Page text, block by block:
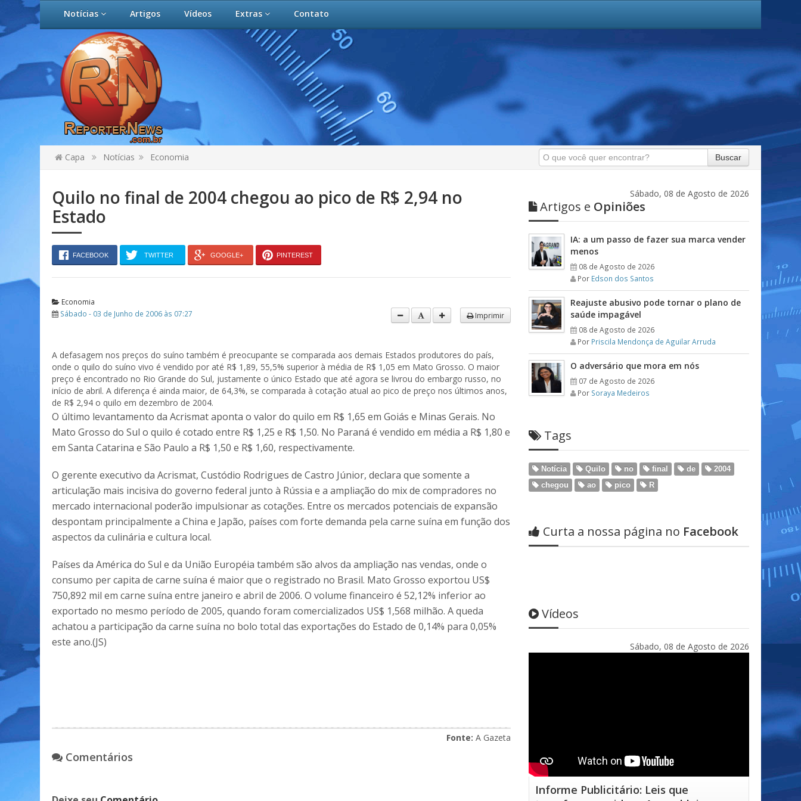
Notícias Artigos Vídeos Extras Contato
Capa Notícias Economia Buscar
Quilo no final de 2004 chegou ao pico de R$ 2,94 no
Estado
FACEBOOK TWITTER GOOGLE+ PINTEREST
Economia
Sábado - 03 de Junho de 2006 às 07:27
Imprimir
A defasagem nos preços do suíno também é preocupante se comparada aos demais Estados produtores do país,
onde o quilo do suíno vivo é vendido por até R$ 1,89, 55,5% superior à média de R$ 1,05 em Mato Grosso. O maior
preço é encontrado no Rio Grande do Sul, justamente o único Estado que até agora se livrou do embargo russo, no
início de abril. A diferença é ainda maior, de 64,3%, se comparada à cotação atual ao pico de preço nos últimos anos,
de R$ 2,94 o quilo em dezembro de 2004.
O último levantamento da Acrismat aponta o valor do quilo em R$ 1,65 em Goiás e Minas Gerais. No
Mato Grosso do Sul o quilo é cotado entre R$ 1,25 e R$ 1,50. No Paraná é vendido em média a R$ 1,80 e
em Santa Catarina e São Paulo a R$ 1,50 e R$ 1,60, respectivamente.
O gerente executivo da Acrismat, Custódio Rodrigues de Castro Júnior, declara que somente a
articulação mais incisiva do governo federal junto à Rússia e a ampliação do mix de compradores no
mercado internacional poderão impulsionar as cotações. Entre os mercados potenciais de expansão
despontam principalmente a China e Japão, países com forte demanda pela carne suína em função dos
aspectos da culinária e cultura local.
Países da América do Sul e da União Européia também são alvos da ampliação nas vendas, onde o
consumo per capita de carne suína é maior que o registrado no Brasil. Mato Grosso exportou US$
750,892 mil em carne suína entre janeiro e abril de 2006. O volume financeiro é 52,12% inferior ao
exportado no mesmo período de 2005, quando foram comercializados US$ 1,568 milhão. A queda
achatou a participação da carne suína no bolo total das exportações do Estado de 0,14% para 0,05%
este ano.(JS)
Fonte: A Gazeta
Comentários
Sábado, 08 de Agosto de 2026
Artigos e Opiniões
IA: a um passo de fazer sua marca vender
menos
08 de Agosto de 2026
Por Edson dos Santos
Reajuste abusivo pode tornar o plano de
saúde impagável
08 de Agosto de 2026
Por Priscila Mendonça de Aguilar Arruda
O adversário que mora em nós
07 de Agosto de 2026
Por Soraya Medeiros
Tags
Notícia Quilo no final de
2004
chegou
ao pico R
Curta a nossa página no Facebook
Vídeos
Sábado, 08 de Agosto de 2026
Informe Publicitário: Leis que